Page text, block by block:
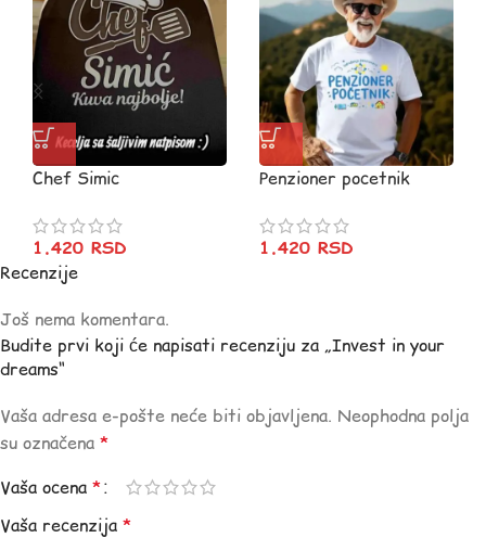
Chef Simic
1.420 RSD
Penzioner pocetnik
1.420 RSD
Recenzije
Još nema komentara.
Budite prvi koji će napisati recenziju za „Invest in your
dreams“
Vaša adresa e-pošte neće biti objavljena. Neophodna polja
su označena *
Vaša ocena *
Vaša recenzija *